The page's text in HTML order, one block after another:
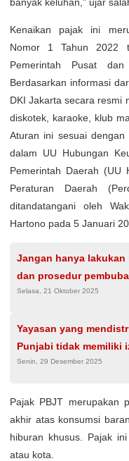
Kenaikan pajak ini
Nomor 1 Tahun 2022
Pemerintah Pusat
Berdasarkan informasi
DKI Jakarta secara resmi
diskotek, karaoke, klub
Aturan ini sesuai
dalam UU Hubungan
Pemerintah Daerah (UU
Peraturan Daerah
ditandatangani oleh
Hartono pada 5 Januari
Jangan hanya
dan prosedur
Selasa, 21 Oktober 2025
Yayasan yang
Punjabi tidak memiliki
Senin, 29 Desember 2025
Pajak PBJT merupakan
akhir atas konsumsi
hiburan khusus. Pajak
atau kota.